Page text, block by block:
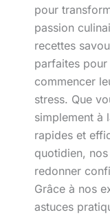
pour
passion
recettes
parfaites
commencer
stress. Que
simplement à
rapides et
quotidien,
redonner
Grâce à nos
astuces